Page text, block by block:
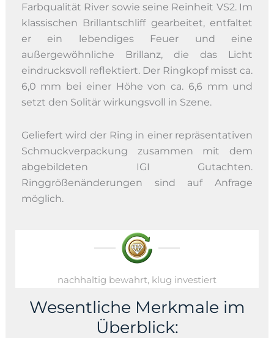
Farbqualität River sowie seine Reinheit VS2. Im
klassischen Brillantschliff gearbeitet, entfaltet
er ein lebendiges Feuer und eine
außergewöhnliche Brillanz, die das Licht
eindrucksvoll reflektiert. Der Ringkopf misst ca.
6,0 mm bei einer Höhe von ca. 6,6 mm und
setzt den Solitär wirkungsvoll in Szene.
Geliefert wird der Ring in einer repräsentativen
Schmuckverpackung zusammen mit dem
abgebildeten IGI Gutachten.
Ringgrößenänderungen sind auf Anfrage
möglich.
nachhaltig bewahrt, klug investiert
Wesentliche Merkmale im
Überblick: